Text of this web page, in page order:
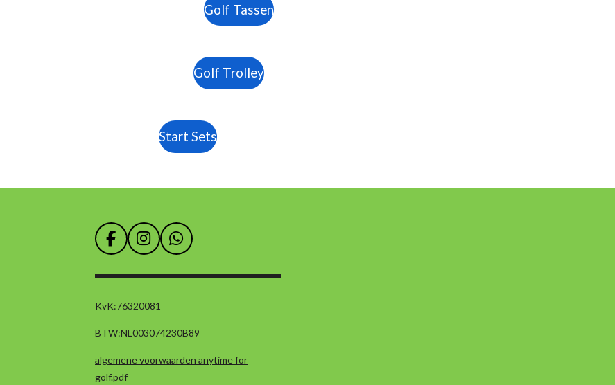
Golf Tassen
Golf Trolley
Start Sets
F
a
c
b
o
I
n
s
a
r
m
W
h
a
p
KvK:76320081
BTW:NL003074230B89
algemene voorwaarden anytime for
golf.pdf